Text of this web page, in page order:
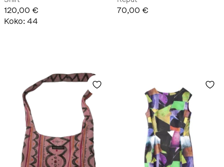
120,00 €
Koko: 44
70,00 €